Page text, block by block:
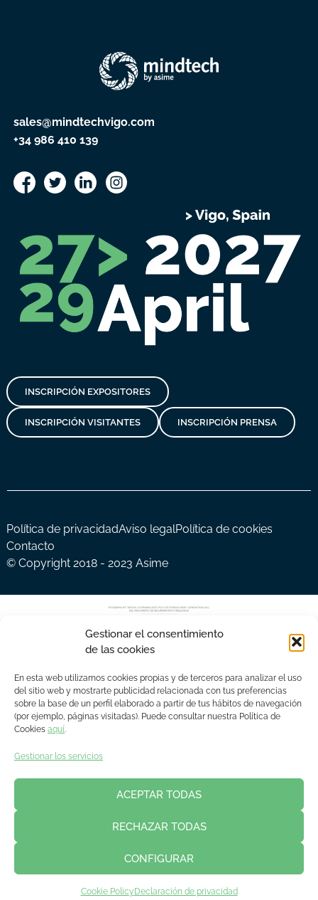
Gestionar el consentimiento
de las cookies
En esta web utilizamos cookies propias y de terceros para analizar el uso
del sitio web y mostrarte publicidad relacionada con tus preferencias
sobre la base de un perfil elaborado a partir de tus hábitos de navegación
(por ejemplo, páginas visitadas). Puede consultar nuestra Política de
Cookies aquí.
Gestionar los servicios
ACEPTAR TODAS
RECHAZAR TODAS
CONFIGURAR
Cookie Policy Declaración de privacidad
sales@mindtechvigo.com
+34 986 410 139
INSCRIPCIÓN EXPOSITORES
INSCRIPCIÓN VISITANTES INSCRIPCIÓN PRENSA
Política de privacidadAviso legalPolítica de cookies
Contacto
© Copyright 2018 - 2023 Asime